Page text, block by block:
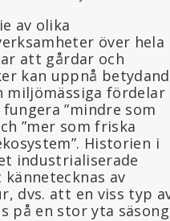
av olika
över hela
att gårdar och
kan uppnå
miljömässiga fördelar
”mindre som
”mer som friska
Historien i
industrialiserade
av
dvs. att en viss typ
på en stor yta